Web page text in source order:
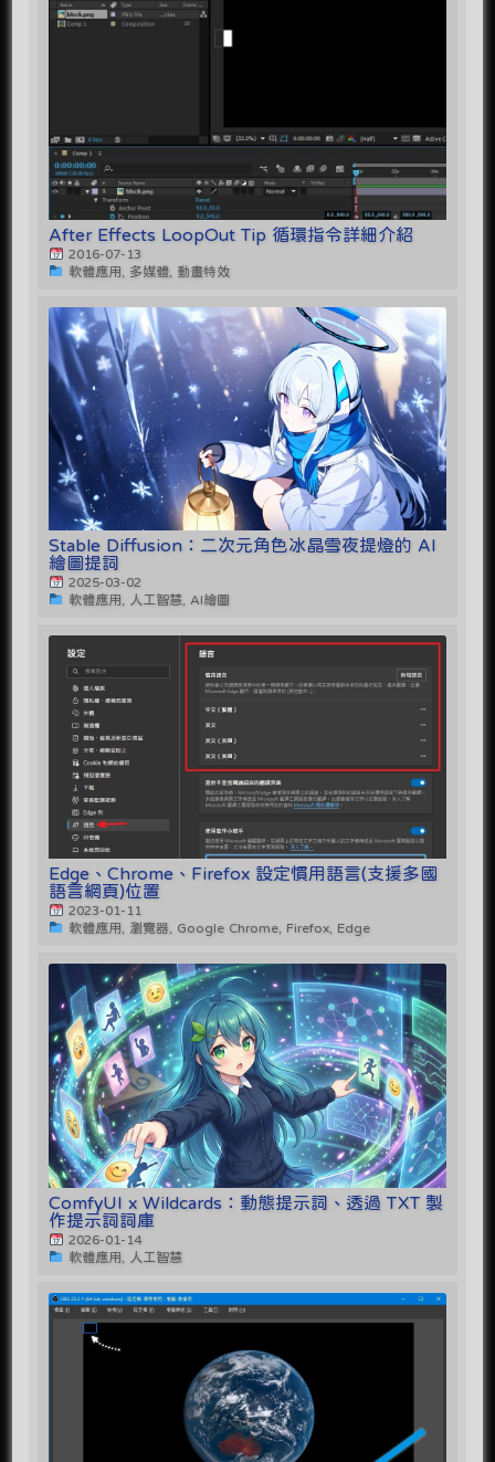
After Effects LoopOut Tip 循環指令詳細介紹
2016-07-13
軟體應用, 多媒體, 動畫特效
Stable Diffusion：二次元角色冰晶雪夜提燈的 AI
繪圖提詞
2025-03-02
軟體應用, 人工智慧, AI繪圖
Edge、Chrome、Firefox 設定慣用語言(支援多國
語言網頁)位置
2023-01-11
軟體應用, 瀏覽器, Google Chrome, Firefox, Edge
ComfyUI x Wildcards：動態提示詞、透過 TXT 製
作提示詞詞庫
2026-01-14
軟體應用, 人工智慧